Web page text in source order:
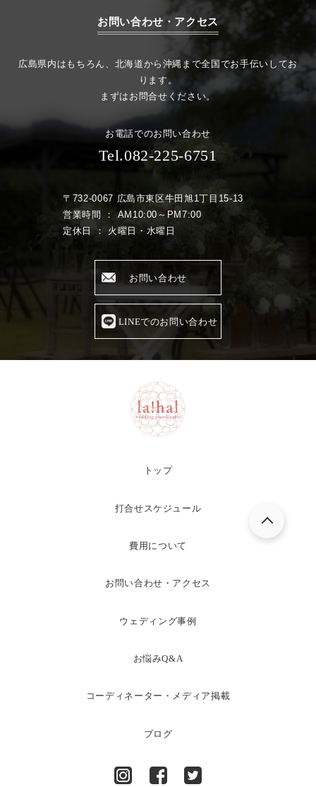
お問い合わせ・アクセス
広島県内はもちろん、北海道から沖縄まで全国でお手伝いしてお
ります。
まずはお問合せください。
お電話でのお問い合わせ
Tel.082-225-6751
〒732-0067 広島市東区牛田旭1丁目15-13
営業時間 ： AM10:00～PM7:00
定休日 ： 火曜日・水曜日
お問い合わせ
LINEでのお問い合わせ
トップ
打合せスケジュール
費用について
お問い合わせ・アクセス
ウェディング事例
お悩みQ&A
コーディネーター・メディア掲載
ブログ